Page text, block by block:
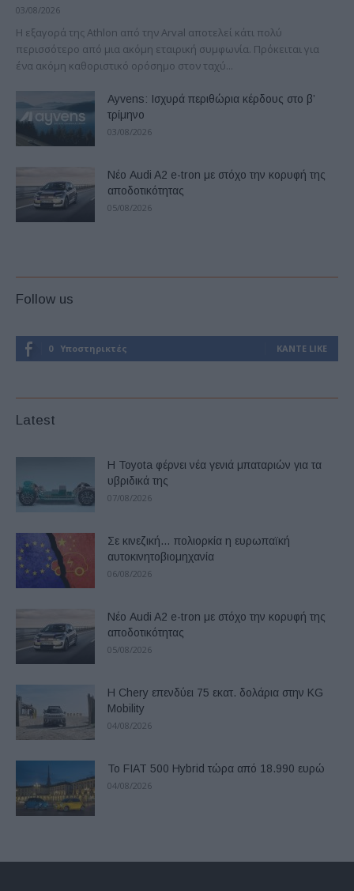
03/08/2026
Η εξαγορά της Athlon από την Arval αποτελεί κάτι πολύ
περισσότερο από μια ακόμη εταιρική συμφωνία. Πρόκειται για
ένα ακόμη καθοριστικό ορόσημο στον ταχύ...
Ayvens: Iσχυρά περιθώρια κέρδους στο β’
τρίμηνο
03/08/2026
Νέο Audi A2 e-tron με στόχο την κορυφή της
αποδοτικότητας
05/08/2026
Follow us
0 Υποστηρικτές ΚΆΝΤΕ LIKE
Latest
Η Toyota φέρνει νέα γενιά μπαταριών για τα
υβριδικά της
07/08/2026
Σε κινεζική… πολιορκία η ευρωπαϊκή
αυτοκινητοβιομηχανία
06/08/2026
Νέο Audi A2 e-tron με στόχο την κορυφή της
αποδοτικότητας
05/08/2026
Η Chery επενδύει 75 εκατ. δολάρια στην KG
Mobility
04/08/2026
Το FIAT 500 Hybrid τώρα από 18.990 ευρώ
04/08/2026